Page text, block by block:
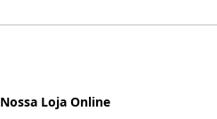
Nossa Loja Online